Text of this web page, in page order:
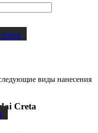
виды нанесения
Creta